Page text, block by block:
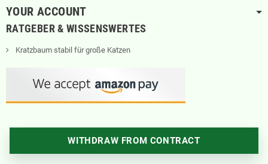
YOUR ACCOUNT
RATGEBER & WISSENSWERTES
Kratzbaum stabil für große Katzen
WITHDRAW FROM CONTRACT